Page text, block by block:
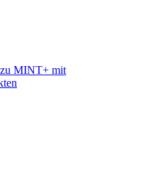
MINT+ mit